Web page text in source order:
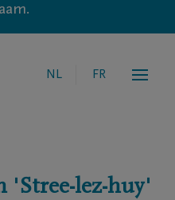
NL FR
'Stree-lez-huy'